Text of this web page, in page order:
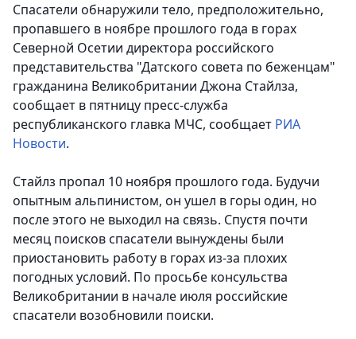
Спасатели обнаружили тело, предположительно,
пропавшего в ноябре прошлого года в горах
Северной Осетии директора российского
представительства "Датского совета по беженцам"
гражданина Великобритании Джона Стайлза,
сообщает в пятницу пресс-служба
республиканского главка МЧС, сообщает РИА
Новости.
Стайлз пропал 10 ноября прошлого года. Будучи
опытным альпинистом, он ушел в горы один, но
после этого не выходил на связь. Спустя почти
месяц поисков спасатели вынуждены были
приостановить работу в горах из-за плохих
погодных условий. По просьбе консульства
Великобритании в начале июля российские
спасатели возобновили поиски.